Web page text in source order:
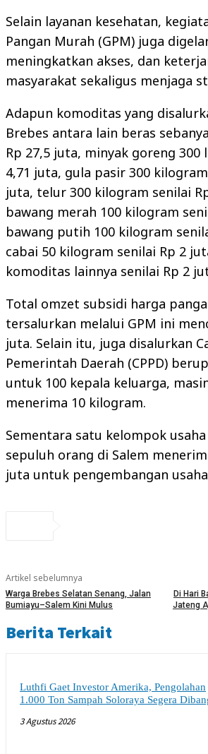
Selain layanan kesehatan,
Pangan Murah (GPM) juga
meningkatkan akses, dan
masyarakat sekaligus menjaga
Adapun komoditas yang
Brebes antara lain beras
Rp 27,5 juta, minyak goreng 300
4,71 juta, gula pasir 300
juta, telur 300 kilogram senilai
bawang merah 100 kilogram
bawang putih 100 kilogram
cabai 50 kilogram senilai Rp 2
komoditas lainnya senilai Rp 2
Total omzet subsidi harga
tersalurkan melalui GPM ini
juta. Selain itu, juga disalurkan
Pemerintah Daerah (CPPD)
untuk 100 kepala keluarga,
menerima 10 kilogram.
Sementara satu kelompok
sepuluh orang di Salem
juta untuk pengembangan
Artikel sebelumnya
Warga Brebes Selatan Senang, Jalan
Bumiayu–Salem Kini Mulus
Di Hari
Jateng
Berita Terkait
Luthfi Gaet Investor Amerika, Pengolahan
1.000 Ton Sampah Soloraya Segera
3 Agustus 2026